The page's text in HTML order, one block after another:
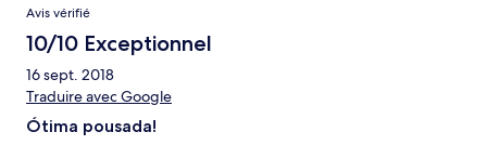
Avis vérifié
10/10 Exceptionnel
16 sept. 2018
Traduire avec Google
Ótima pousada!